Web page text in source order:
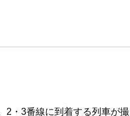
2・3番線に到着する列車が撮